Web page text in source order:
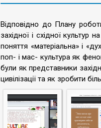
Відповідно до Плану
західної і східної культур
поняття «матеріальна» і
поп- і мас- культура як
були як представники
цивілізації та як зробити